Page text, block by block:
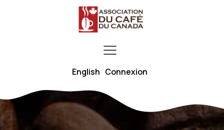
English Connexion